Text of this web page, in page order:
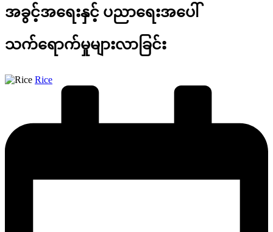
အခွင့်အရေးနှင့် ပညာရေးအပေါ်
သက်ရောက်မှုများလာခြင်း
Posted Rice